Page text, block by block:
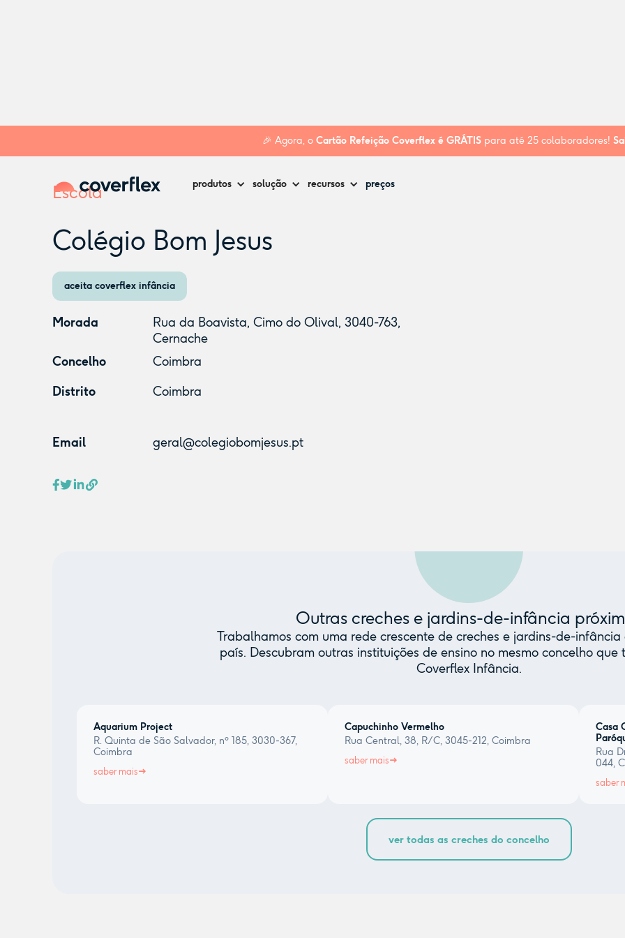
🎉 Agora, o Cartão Refeição Coverflex é GRÁTIS para até 25 colaboradores!
produtos solução recursos preços
Escola
Colégio Bom Jesus
aceita coverflex infância
Morada
Rua da Boavista, Cimo do Olival, 3040-763,
Cernache
Concelho
Coimbra
Distrito
Coimbra
Email geral@colegiobomjesus.pt
Outras creches e jardins-de-infância
Trabalhamos com uma rede crescente de creches e jardins-de-
país. Descubram outras instituições de ensino no mesmo concelho
Coverflex Infância.
Aquarium Project
R. Quinta de São Salvador, nº 185, 3030-367,
Coimbra
saber mais
Capuchinho Vermelho
Rua Central, 38, R/C, 3045-212, Coimbra
saber mais
Casa
Rua
044,
saber
ver todas as creches do concelho